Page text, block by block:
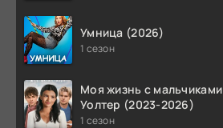
Умница (2026)
1 сезон
Моя жизнь с мальчиками
Уолтер (2023-2026)
1 сезон